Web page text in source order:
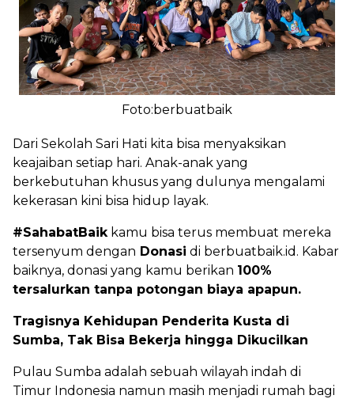
Foto:berbuatbaik
Dari Sekolah Sari Hati kita bisa menyaksikan
keajaiban setiap hari. Anak-anak yang
berkebutuhan khusus yang dulunya mengalami
kekerasan kini bisa hidup layak.
#SahabatBaikkamu bisa terus membuat mereka
tersenyum dengan Donasi di berbuatbaik.id. Kabar
baiknya, donasi yang kamu berikan 100%
tersalurkan tanpa potongan biaya apapun.
Tragisnya Kehidupan Penderita Kusta di
Sumba, Tak Bisa Bekerja hingga Dikucilkan
Pulau Sumba adalah sebuah wilayah indah di
Timur Indonesia namun masih menjadi rumah bagi